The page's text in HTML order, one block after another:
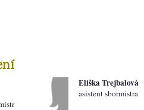
Eliška Trejbalová
asistent sbormistra